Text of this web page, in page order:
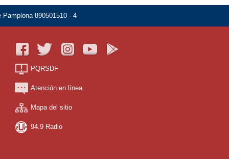
890501510 - 4
PQRSDF
Atención en línea
Mapa del sitio
94.9 Radio